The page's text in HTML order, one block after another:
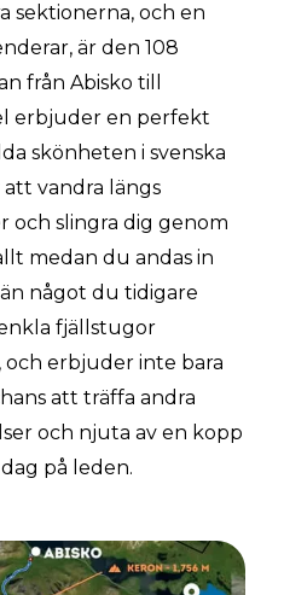
sektionerna, och en
är den 108
från Abisko till
erbjuder en perfekt
skönheten i svenska
vandra längs
och slingra dig genom
medan du andas in
något du tidigare
fjällstugor
och erbjuder inte bara
att träffa andra
och njuta av en kopp
på leden.